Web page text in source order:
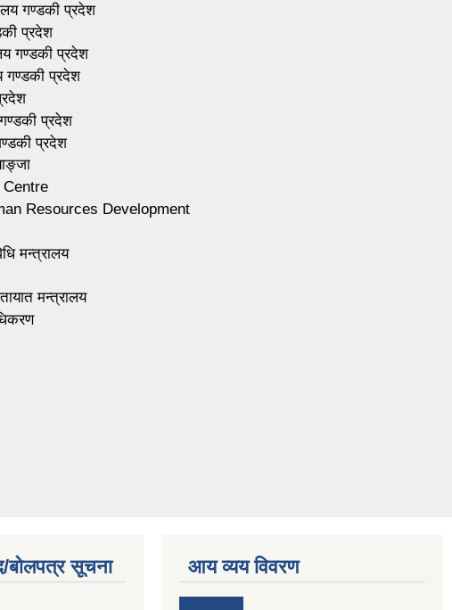
गण्डकी प्रदेश
प्रदेश
गण्डकी प्रदेश
गण्डकी प्रदेश
प्रदेश
प्रदेश
Resources Development
मन्त्रालय
मन्त्रालय
बोलपत्र सूचना आय व्यय विवरण